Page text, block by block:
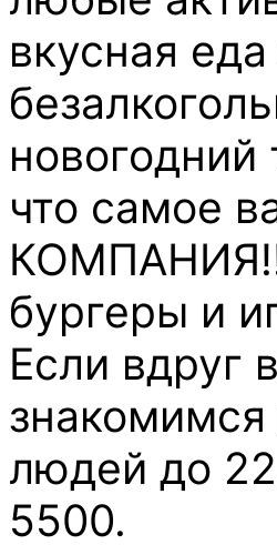
вкусная
что самое
бургеры и
Если вдруг
людей до
5500.